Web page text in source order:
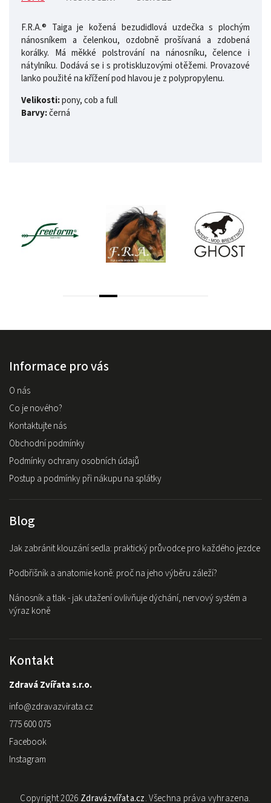
F.R.A.® Taiga je kožená bezudidlová uzdečka s plochým
nánosníkem a čelenkou, ozdobně prošívaná a zdobená
korálky. Má měkké polstrování na nánosníku, čelence i
nátylníku. Dodává se i s protiskluzovými otěžemi. Provazové
lanko použité na křížení pod hlavou je z polypropylenu.
Velikosti:pony, cob a full
Barvy:černá
Informace pro vás
O nás
Co je nového?
Kontaktujte nás
Obchodní podmínky
Podmínky ochrany osobních údajů
Postup a podmínky při nákupu na splátky
Blog
Jak zabránit klouzání sedla: praktický průvodce pro každého jezdce
Podbřišník a anatomie koně: proč na jeho výběru záleží?
Nánosník a tlak - jak utažení ovlivňuje dýchání, nervový systém a
výraz koně
Kontakt
Zdravá Zvířata s.r.o.
info@zdravazvirata.cz
775 600 075
Facebook
Instagram
Copyright 2026 Zdravázvířata.cz. Všechna práva vyhrazena.